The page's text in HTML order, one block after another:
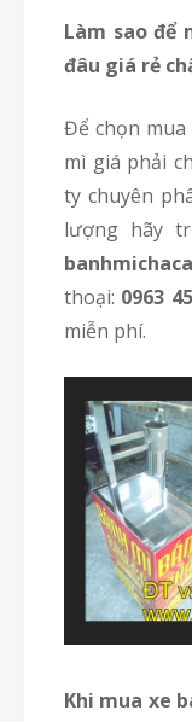
Làm sao để mua xe bán bánh mì chả cá ở
đâu giá rẻ
Để chọn mua được những chiếc xe bán bánh
mì giá phải
ty chuyên
lượng hãy
thoại: 0963
miễn phí.
Khi mua xe bán bánh mì ở banhmichaca.vn